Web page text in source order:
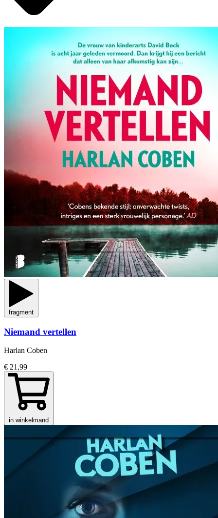
fragment
Niemand vertellen
Harlan Coben
€ 21,99
in winkelmand